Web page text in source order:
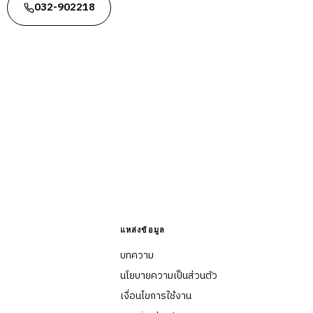
032-902218
แหล่งข้อมูล
บทความ
นโยบายความเป็นส่วนตัว
เงื่อนไขการใช้งาน